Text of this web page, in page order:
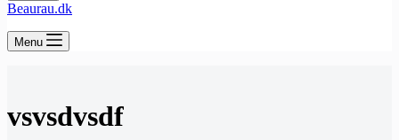
Beaurau.dk
Menu
vsvsdvsdf